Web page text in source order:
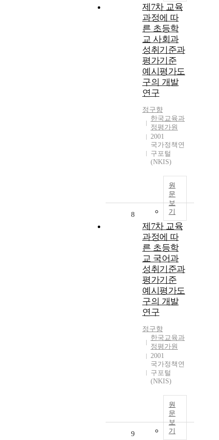
제7차 교육
과정에 따
른 초등학
교 사회과
성취기준과
평가기준
예시평가도
구의 개발
연구
정구향
한국교육과
정평가원
2001
국가정책연
구포털
(NKIS)
원
문
보
기
8
제7차 교육
과정에 따
른 초등학
교 국어과
성취기준과
평가기준
예시평가도
구의 개발
연구
정구향
한국교육과
정평가원
2001
국가정책연
구포털
(NKIS)
원
문
보
기
9